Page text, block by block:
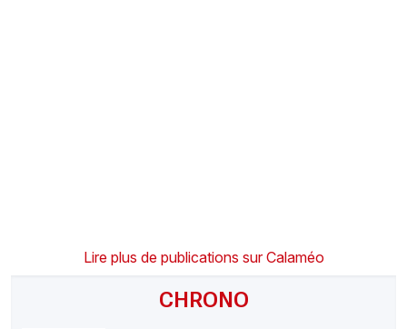
CHRONO
Lire plus de publications sur Calaméo